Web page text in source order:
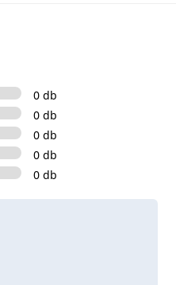
0 db
0 db
0 db
0 db
0 db